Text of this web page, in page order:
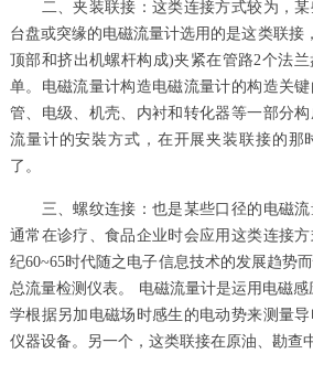
二、夹装联接：这类连接方式较为，某
台盘或突缘的电磁流量计选用的是这类联接
顶部和挤出机螺杆构成)夹紧在管路2个法
单。电磁流量计构造电磁流量计的构造关
管、电级、机壳、内衬和转化器等一部分
流量计的安裝方式，在开展夹装联接的那
了。
三、螺纹连接：也是某些口径的电磁流
通常在诊疗、食品企业时会应用这类连接
纪60~65时代随之电子信息技术的发展趋势
总流量检测仪表。 电磁流量计是运用电磁
学根据另加电磁场时感生的电动势来测量
仪器设备。另一个，这类联接在原油、勘查